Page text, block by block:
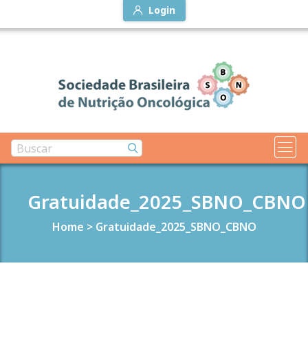
Login
Gratuidade_2025_SBNO_CBNO
Home > Gratuidade_2025_SBNO_CBNO